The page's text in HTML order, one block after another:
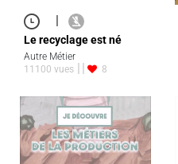
|
Le recyclage est né
Autre Métier
11100 vues
8